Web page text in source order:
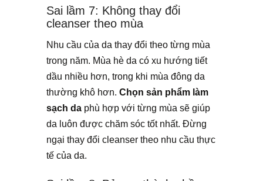
Sai lầm 7: Không thay đổi
cleanser theo mùa
Nhu cầu của da thay đổi theo từng mùa
trong năm. Mùa hè da có xu hướng tiết
dầu nhiều hơn, trong khi mùa đông da
thường khô hơn. Chọn sản phẩm làm
sạch da phù hợp với từng mùa sẽ giúp
da luôn được chăm sóc tốt nhất. Đừng
ngại thay đổi cleanser theo nhu cầu thực
tế của da.